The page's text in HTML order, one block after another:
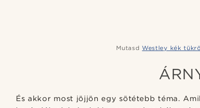
Mutasd Westley kék
És akkor most jöjjön egy sötétebb téma.